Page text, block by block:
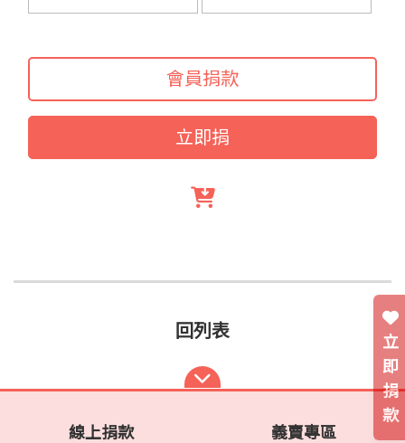
會員捐款
立即捐
回列表
立
即
捐
款
線上捐款
義賣專區